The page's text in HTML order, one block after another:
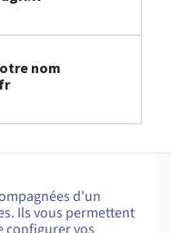
nom
d'un
Ils vous permettent